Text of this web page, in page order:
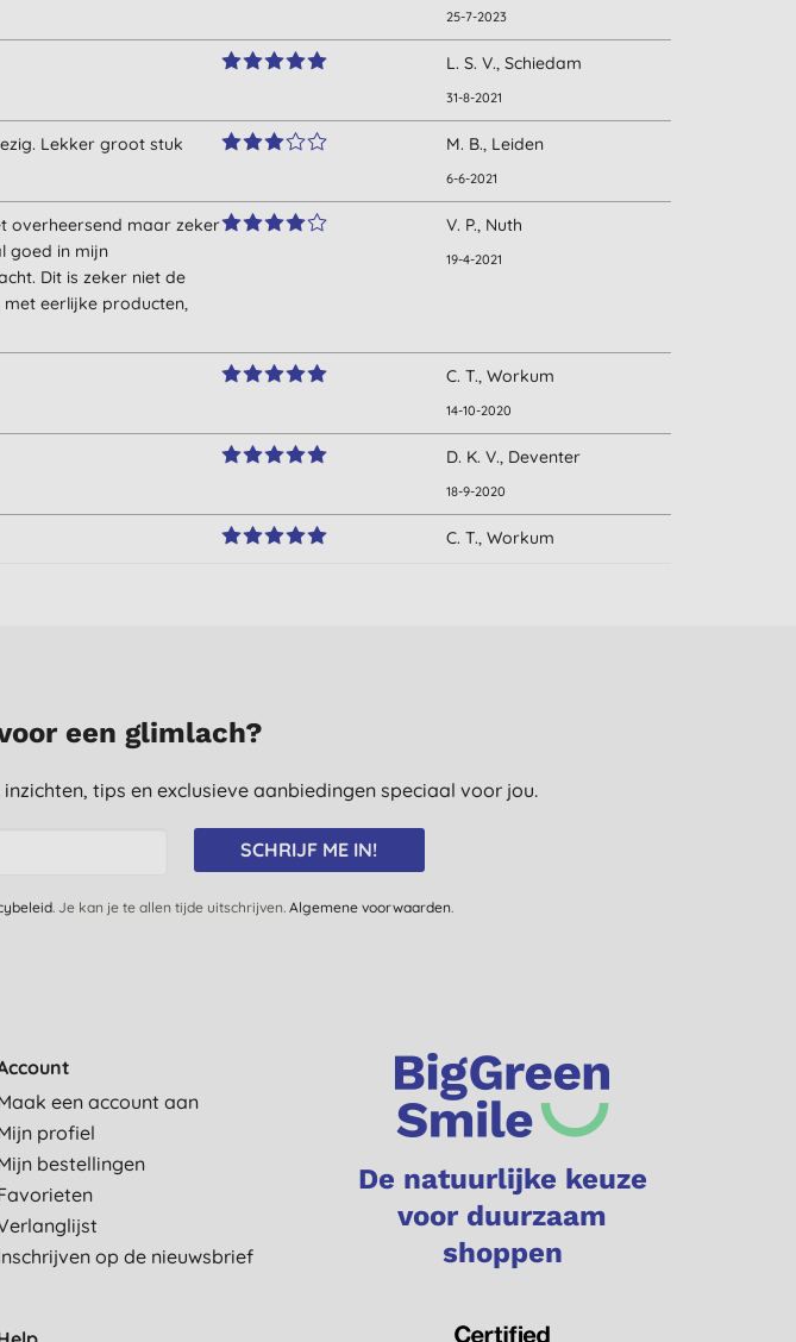
25-7-2023
L. S. V., Schiedam
31-8-2021
Lekker groot stuk
M. B., Leiden
6-6-2021
overheersend maar zeker
goed in mijn
Dit is zeker niet de
eerlijke producten,
V. P., Nuth
19-4-2021
C. T., Workum
14-10-2020
D. K. V., Deventer
18-9-2020
C. T., Workum
een glimlach?
tips en exclusieve aanbiedingen speciaal voor jou.
SCHRIJF ME IN!
. Je kan je te allen tijde uitschrijven. Algemene voorwaarden.
een account aan
profiel
bestellingen
op de nieuwsbrief
De natuurlijke keuze
voor duurzaam
shoppen